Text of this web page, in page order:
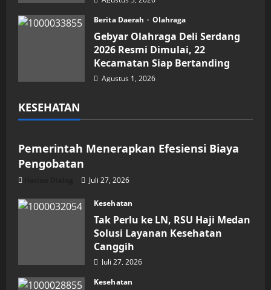
Berita Daerah
Olahraga
Gebyar Olahraga Deli Serdang
2026 Resmi Dimulai, 22
Kecamatan Siap Bertanding
Agustus 1, 2026
KESEHATAN
Kesehatan
Pemerintah Menerapkan Efesiensi Biaya
Pengobatan
Juli 27, 2026
Kesehatan
Tak Perlu ke LN, RSU Haji Medan
Solusi Layanan Kesehatan
Canggih
Juli 27, 2026
Kesehatan